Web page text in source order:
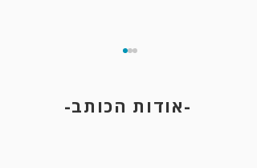
-אודות הכותב-